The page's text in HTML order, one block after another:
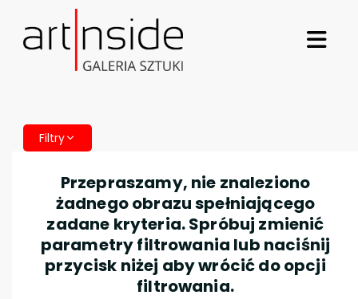
Filtry
Przepraszamy, nie znaleziono
żadnego obrazu spełniającego
zadane kryteria. Spróbuj zmienić
parametry filtrowania lub naciśnij
przycisk niżej aby wrócić do opcji
filtrowania.